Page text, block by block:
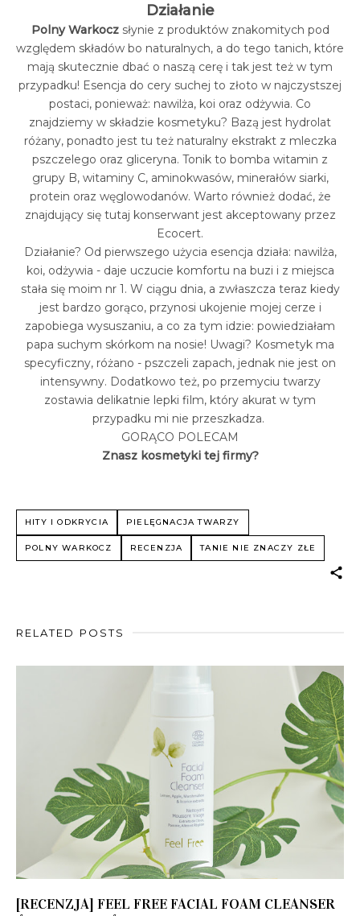
Działanie
Polny Warkocz słynie z produktów znakomitych pod
względem składów bo naturalnych, a do tego tanich, które
mają skutecznie dbać o naszą cerę i tak jest też w tym
przypadku! Esencja do cery suchej to złoto w najczystszej
postaci, ponieważ: nawilża, koi oraz odżywia. Co
znajdziemy w składzie kosmetyku? Bazą jest hydrolat
różany, ponadto jest tu też naturalny ekstrakt z mleczka
pszczelego oraz gliceryna. Tonik to bomba witamin z
grupy B, witaminy C, aminokwasów, minerałów siarki,
protein oraz węglowodanów. Warto również dodać, że
znajdujący się tutaj konserwant jest akceptowany przez
Ecocert.
Działanie? Od pierwszego użycia esencja działa: nawilża,
koi, odżywia - daje uczucie komfortu na buzi i z miejsca
stała się moim nr 1. W ciągu dnia, a zwłaszcza teraz kiedy
jest bardzo gorąco, przynosi ukojenie mojej cerze i
zapobiega wysuszaniu, a co za tym idzie: powiedziałam
papa suchym skórkom na nosie! Uwagi? Kosmetyk ma
specyficzny, różano - pszczeli zapach, jednak nie jest on
intensywny. Dodatkowo też, po przemyciu twarzy
zostawia delikatnie lepki film, który akurat w tym
przypadku mi nie przeszkadza.
GORĄCO POLECAM
Znasz kosmetyki tej firmy?
HITY I ODKRYCIA PIELĘGNACJA TWARZY
POLNY WARKOCZ RECENZJA TANIE NIE ZNACZY ZŁE
RELATED POSTS
[RECENZJA] FEEL FREE FACIAL FOAM CLEANSER